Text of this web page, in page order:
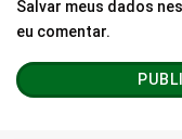
Salvar meus dados
eu comentar.